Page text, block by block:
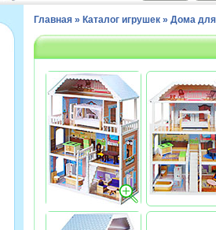
Главная » Каталог игрушек » Дома для